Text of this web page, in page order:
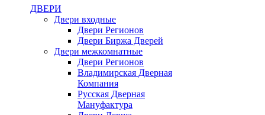
ДВЕРИ
Двери входные
Двери Регионов
Двери Биржа Дверей
Двери межкомнатные
Двери Регионов
Владимирская Дверная
Компания
Русская Дверная
Мануфактура